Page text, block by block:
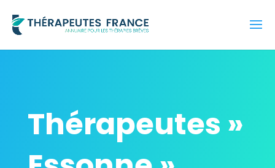
Thérapeutes »